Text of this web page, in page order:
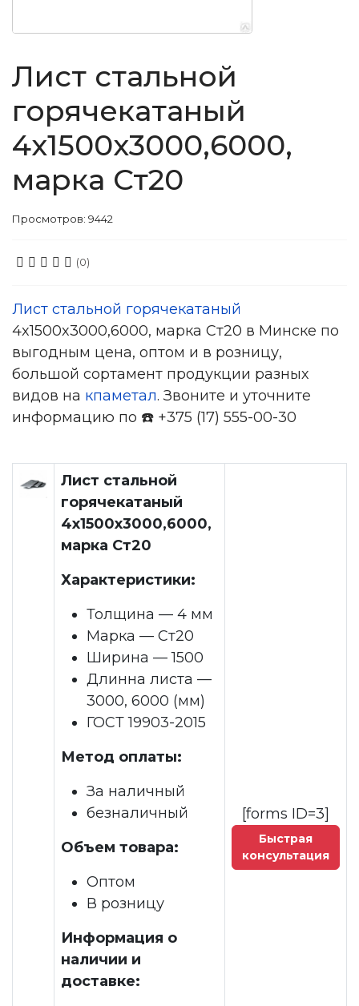
Лист стальной
горячекатаный
4x1500x3000,6000,
марка Ст20
Просмотров: 9442
(0)
Лист стальной горячекатаный
4x1500x3000,6000, марка Ст20 в Минске по
выгодным цена, оптом и в розницу,
большой сортамент продукции разных
видов на кпаметал. Звоните и уточните
информацию по ☎️ +375 (17) 555-00-30
Лист стальной
горячекатаный
4x1500x3000,6000,
марка Ст20
Характеристики:
Толщина — 4 мм
Марка — Ст20
Ширина — 1500
Длинна листа —
3000, 6000 (мм)
ГОСТ 19903-2015
Метод оплаты:
За наличный
безналичный
Объем товара:
Оптом
В розницу
Информация о
наличии и
доставке:
[forms ID=3]
Быстрая
консультация